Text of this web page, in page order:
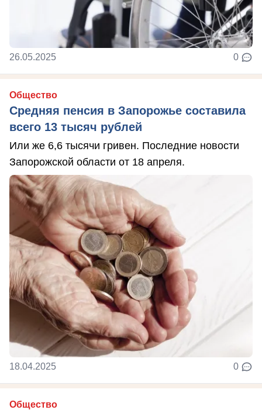
26.05.2025 0
Общество
Средняя пенсия в Запорожье составила
всего 13 тысяч рублей
Или же 6,6 тысячи гривен. Последние новости
Запорожской области от 18 апреля.
18.04.2025 0
Общество